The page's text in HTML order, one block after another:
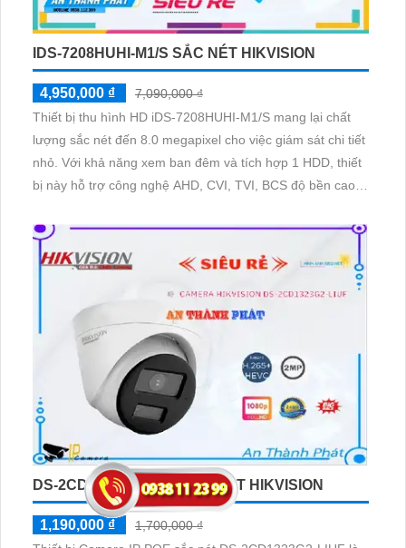
IDS-7208HUHI-M1/S SẮC NÉT HIKVISION
4,950,000 ₫
7,090,000 ₫
Thiết bị thu hình HD iDS-7208HUHI-M1/S mang lại chất
lượng sắc nét đến 8.0 megapixel cho việc giám sát chi tiết
nhỏ. Với khả năng xem ban đêm và tích hợp 1 HDD, thiết
bị này hỗ trợ công nghệ AHD, CVI, TVI, BCS độ bền cao,
nghệ AI, phù hợp cho các công trình và khu vực như kho
hàng, nhà xưởng
DS-2CD1323G2-LIUF SẮC NÉT HIKVISION
1,190,000 ₫
1,700,000 ₫